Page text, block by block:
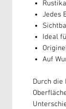
Jedes
Ideal
Auf
Durch die